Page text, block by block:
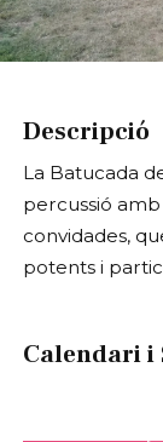
Descripció
La Batucada
percussió
convidades,
potents i
Calendari i